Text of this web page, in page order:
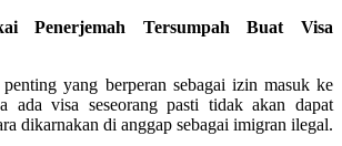
Penerjemah Tersumpah Buat Visa
yang berperan sebagai izin masuk ke
ada visa seseorang pasti tidak akan dapat
dikarnakan di anggap sebagai imigran ilegal.